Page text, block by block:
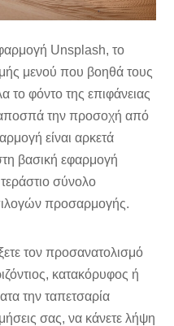
Unsplash, το
μενού που βοηθά τους
το φόντο της επιφάνειας
αποσπά την προσοχή από
είναι αρκετά
βασική εφαρμογή
σύνολο
προσαρμογής.
τον προσανατολισμό
κατακόρυφος ή
την ταπετσαρία
σας, να κάνετε λήψη